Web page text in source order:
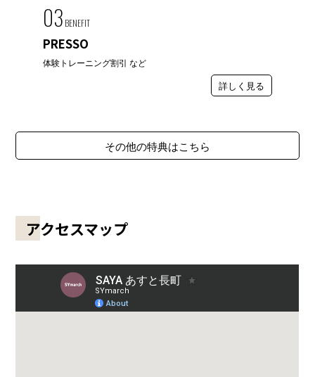
03 BENEFIT
PRESSO
体験トレーニング割引 など
詳しく見る
その他の特典はこちら
アクセスマップ